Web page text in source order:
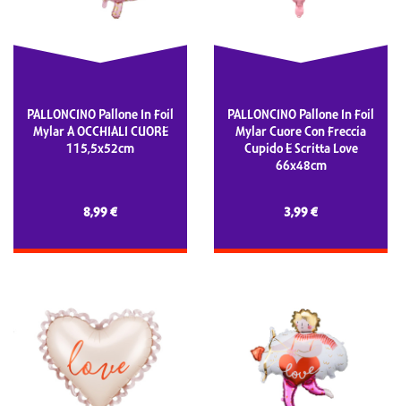
PALLONCINO Pallone In Foil
Mylar A OCCHIALI CUORE
115,5x52cm
8,99 €
PALLONCINO Pallone In Foil
Mylar Cuore Con Freccia
Cupido E Scritta Love
66x48cm
3,99 €